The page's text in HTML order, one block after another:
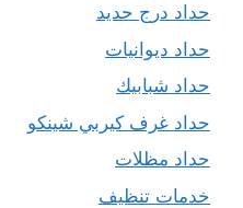
حداد درج حديد
حداد ديوانيات
حداد شبابيك
حداد غرف كيربي شينكو
حداد مظلات
خدمات تنظيف